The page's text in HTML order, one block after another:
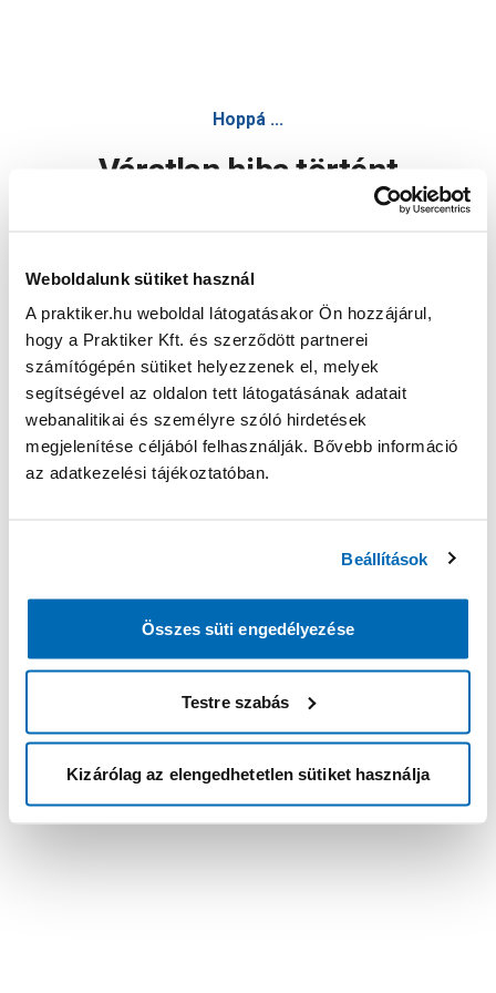
Weboldalunk sütiket használ
A praktiker.hu weboldal látogatásakor Ön hozzájárul,
hogy a Praktiker Kft. és szerződött partnerei
számítógépén sütiket helyezzenek el, melyek
segítségével az oldalon tett látogatásának adatait
webanalitikai és személyre szóló hirdetések
megjelenítése céljából felhasználják. Bővebb információ
az adatkezelési tájékoztatóban.
Beállítások
Összes süti engedélyezése
Testre szabás
Kizárólag az elengedhetetlen sütiket használja
Hoppá ...
Váratlan hiba történt
Oldal újratöltése